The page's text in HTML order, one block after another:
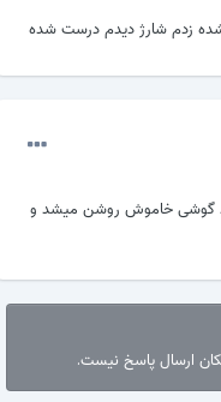
زدم شارژ دیدم درست شده
گوشی خاموش روشن میشد و
ارسال پاسخ نیست.